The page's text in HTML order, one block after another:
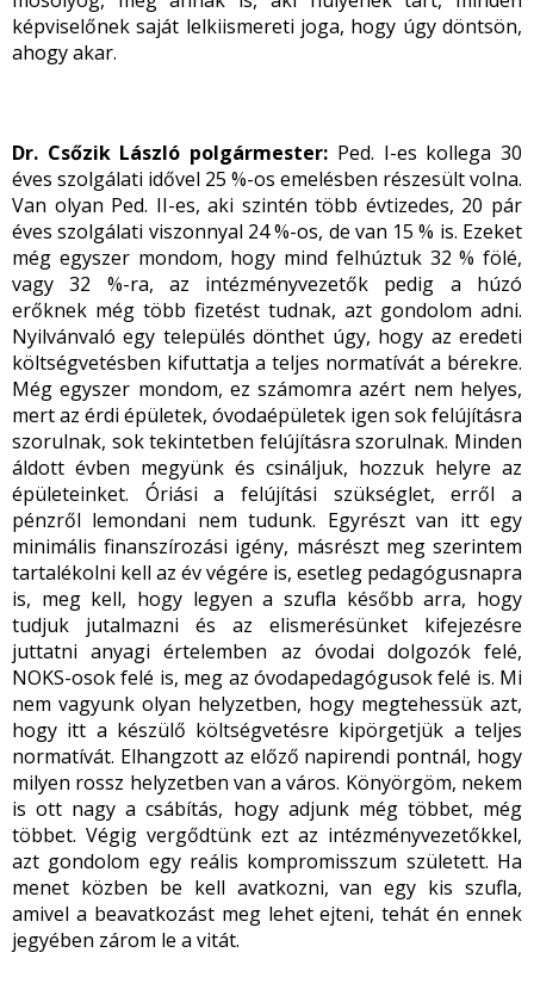
képviselőnek saját lelkiismereti joga, hogy úgy döntsön,
ahogy akar.
Dr. Csőzik László polgármester: Ped. I-es kollega 30
éves szolgálati idővel 25 %-os emelésben részesült volna.
Van olyan Ped. II-es, aki szintén több évtizedes, 20 pár
éves szolgálati viszonnyal 24 %-os, de van 15 % is. Ezeket
még egyszer mondom, hogy mind felhúztuk 32 % fölé,
vagy 32 %-ra, az intézményvezetők pedig a húzó
erőknek még több fizetést tudnak, azt gondolom adni.
Nyilvánvaló egy település dönthet úgy, hogy az eredeti
költségvetésben kifuttatja a teljes normatívát a bérekre.
Még egyszer mondom, ez számomra azért nem helyes,
mert az érdi épületek, óvodaépületek igen sok felújításra
szorulnak, sok tekintetben felújításra szorulnak. Minden
áldott évben megyünk és csináljuk, hozzuk helyre az
épületeinket. Óriási a felújítási szükséglet, erről a
pénzről lemondani nem tudunk. Egyrészt van itt egy
minimális finanszírozási igény, másrészt meg szerintem
tartalékolni kell az év végére is, esetleg pedagógusnapra
is, meg kell, hogy legyen a szufla később arra, hogy
tudjuk jutalmazni és az elismerésünket kifejezésre
juttatni anyagi értelemben az óvodai dolgozók felé,
NOKS-osok felé is, meg az óvodapedagógusok felé is. Mi
nem vagyunk olyan helyzetben, hogy megtehessük azt,
hogy itt a készülő költségvetésre kipörgetjük a teljes
normatívát. Elhangzott az előző napirendi pontnál, hogy
milyen rossz helyzetben van a város. Könyörgöm, nekem
is ott nagy a csábítás, hogy adjunk még többet, még
többet. Végig vergődtünk ezt az intézményvezetőkkel,
azt gondolom egy reális kompromisszum született. Ha
menet közben be kell avatkozni, van egy kis szufla,
amivel a beavatkozást meg lehet ejteni, tehát én ennek
jegyében zárom le a vitát.